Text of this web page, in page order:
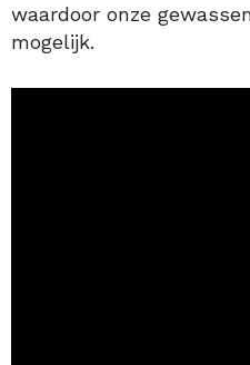
waardoor onze
mogelijk.